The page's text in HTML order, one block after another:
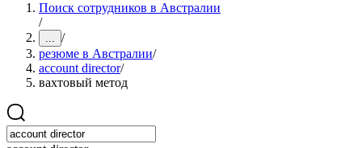
Поиск сотрудников в Австралии
/
... /
резюме в Австралии/
account director/
вахтовый метод